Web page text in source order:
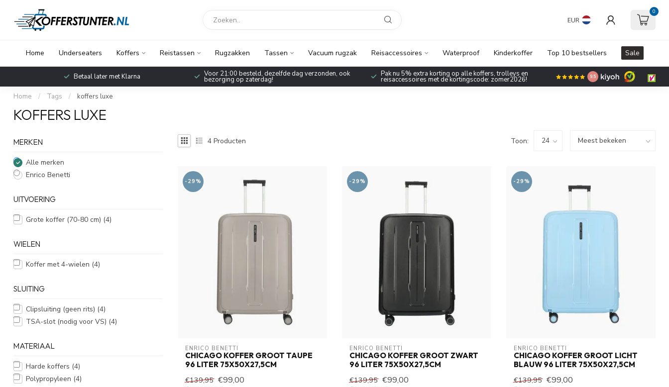
EUR
0
Home Underseaters Koffers Reistassen Rugzakken Tassen Vacuum rugzak Reisaccessoires Waterproof Kinderkoffer Top 10 bestsellers Sale
Betaal later met Klarna Voor 21:00 besteld, dezelfde dag verzonden, ook
bezorging op zaterdag!
Pak nu 5% extra korting op alle koffers, trolleys en
reisaccessoires met de kortingscode: zomer2026! 9.5
Home / Tags / koffers luxe
KOFFERS LUXE
MERKEN
Alle merken
Enrico Benetti
UITVOERING
Grote koffer (70-80 cm) (4)
WIELEN
Koffer met 4-wielen (4)
SLUITING
Clipsluiting (geen rits) (4)
TSA-slot (nodig voor VS) (4)
MATERIAAL
Harde koffers (4)
Polypropyleen (4)
4 Producten Toon:
-29%
ENRICO BENETTI
CHICAGO KOFFER GROOT TAUPE
96 LITER 75X50X27,5CM
€139,95 €99,00
-29%
ENRICO BENETTI
CHICAGO KOFFER GROOT ZWART
96 LITER 75X50X27,5CM
€139,95 €99,00
-29%
ENRICO BENETTI
CHICAGO KOFFER GROOT LICHT
BLAUW 96 LITER 75X50X27,5CM
€139,95 €99,00